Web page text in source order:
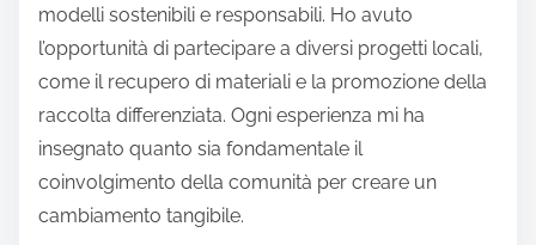
modelli sostenibili e responsabili. Ho avuto
l’opportunità di partecipare a diversi progetti locali,
come il recupero di materiali e la promozione della
raccolta differenziata. Ogni esperienza mi ha
insegnato quanto sia fondamentale il
coinvolgimento della comunità per creare un
cambiamento tangibile.